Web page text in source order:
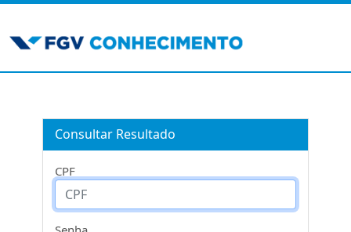
Consultar Resultado
CPF